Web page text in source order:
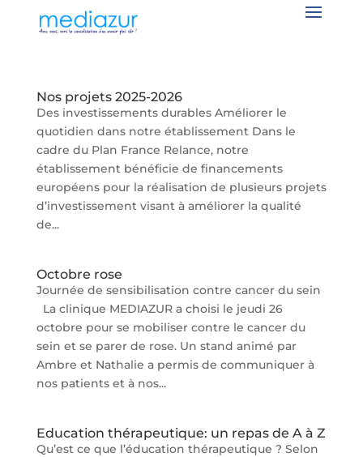
Nos projets 2025-2026
Des investissements durables Améliorer le
quotidien dans notre établissement Dans le
cadre du Plan France Relance, notre
établissement bénéficie de financements
européens pour la réalisation de plusieurs projets
d’investissement visant à améliorer la qualité
de...
Octobre rose
Journée de sensibilisation contre cancer du sein
La clinique MEDIAZUR a choisi le jeudi 26
octobre pour se mobiliser contre le cancer du
sein et se parer de rose. Un stand animé par
Ambre et Nathalie a permis de communiquer à
nos patients et à nos...
Education thérapeutique: un repas de A à Z
Qu’est ce que l’éducation thérapeutique ? Selon